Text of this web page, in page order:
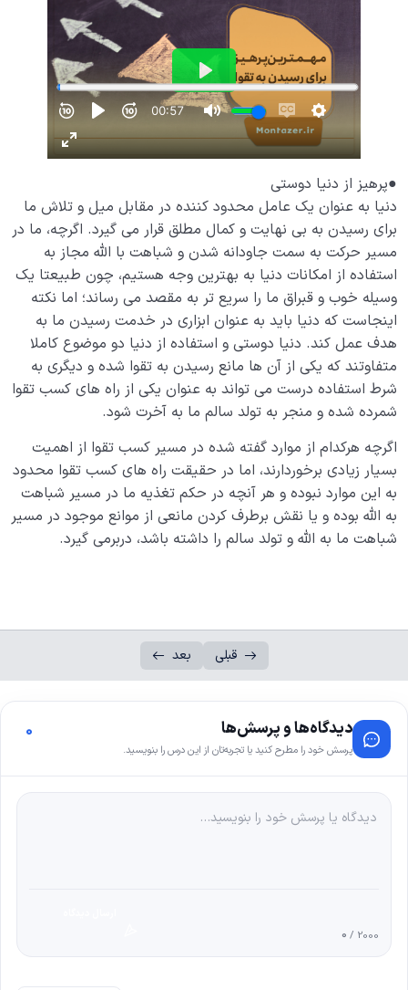
●پرهیز از دنیا دوستی
دنیا به عنوان یک عامل محدود کننده در مقابل میل و تلاش ما
برای رسیدن به بی نهایت و کمال مطلق قرار می گیرد. اگرچه، ما در
مسیر حرکت به سمت جاودانه شدن و شباهت با الله مجاز به
استفاده از امکانات دنیا به بهترین وجه هستیم، چون طبیعتا یک
وسیله خوب و قبراق ما را سریع تر به مقصد می رساند؛ اما نکته
اینجاست که دنیا باید به عنوان ابزاری در خدمت رسیدن ما به
هدف عمل کند. دنیا دوستی و استفاده از دنیا دو موضوع کاملا
متفاوتند که یکی از آن ها مانع رسیدن به تقوا شده و دیگری به
شرط استفاده درست می تواند به عنوان یکی از راه های کسب تقوا
شمرده شده و منجر به تولد سالم ما به آخرت شود.
اگرچه هرکدام از موارد گفته شده در مسیر کسب تقوا از اهمیت
بسیار زیادی برخوردارند، اما در حقیقت راه های کسب تقوا محدود
به این موارد نبوده و هر آنچه در حکم تغذیه ما در مسیر شباهت
به الله بوده و یا نقش برطرف کردن مانعی از موانع موجود در مسیر
شباهت ما به الله و تولد سالم را داشته باشد، دربرمی گیرد.
قبلی بعد
دیدگاه‌ها و پرسش‌ها
پرسش خود را مطرح کنید یا تجربه‌تان از این درس را بنویسید.
0
0 / 2000